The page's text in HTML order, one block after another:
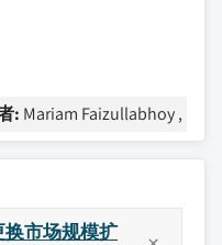
: Mariam Faizullabhoy ,
市场规模扩